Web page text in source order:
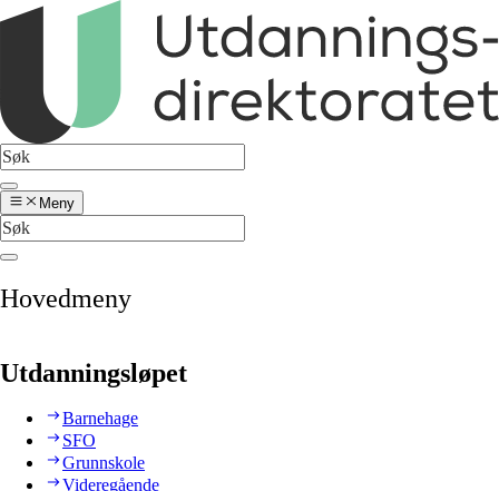
Meny
Hovedmeny
Utdanningsløpet
Barnehage
SFO
Grunnskole
Videregående